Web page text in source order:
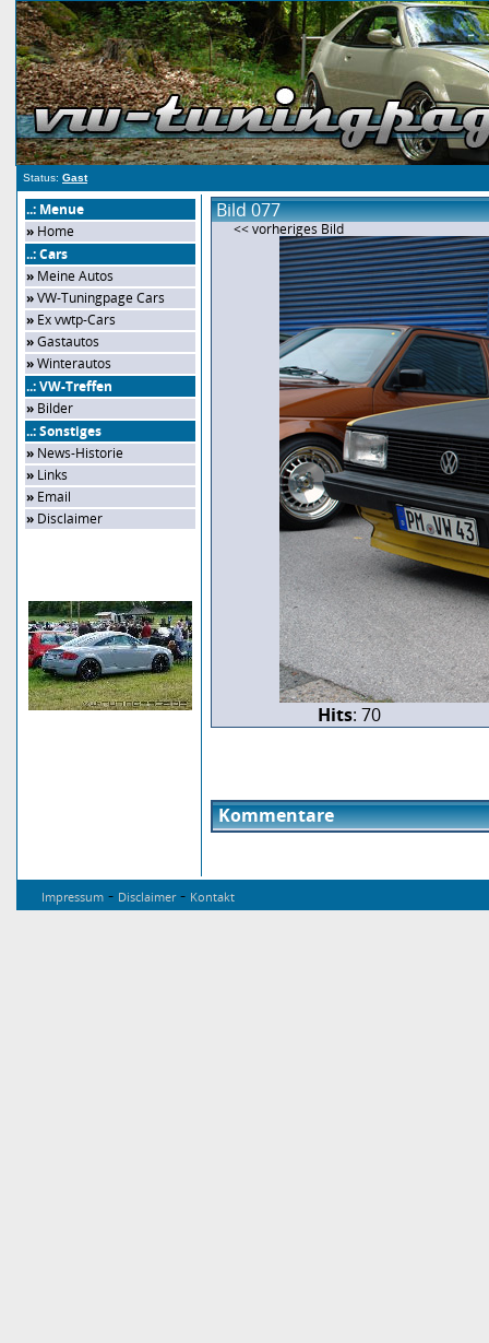
Status: Gast
..: Menue
» Home
..: Cars
» Meine Autos
»VW-Tuningpage Cars
» Ex vwtp-Cars
»Gastautos
»Winterautos
..: VW-Treffen
» Bilder
..: Sonstiges
» News-Historie
» Links
» Email
» Disclaimer
Bild 077
<< vorheriges Bild
Hits: 70
Kommentare
Impressum - Disclaimer- Kontakt